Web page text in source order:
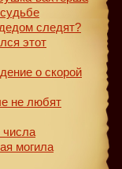
следят?
этот
о скорой
не любят
числа
могила